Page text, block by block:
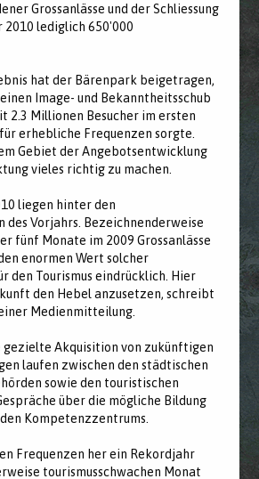
Grossanlässe und der Schliessung
2010 lediglich 650'000
hat der Bärenpark beigetragen,
Image- und Bekanntheitsschub
2.3 Millionen Besucher im ersten
erhebliche Frequenzen sorgte.
Gebiet der Angebotsentwicklung
vieles richtig zu machen.
liegen hinter den
des Vorjahrs. Bezeichnenderweise
fünf Monate im 2009 Grossanlässe
enormen Wert solcher
den Tourismus eindrücklich. Hier
den Hebel anzusetzen, schreibt
Medienmitteilung.
gezielte Akquisition von zukünftigen
laufen zwischen den städtischen
sowie den touristischen
über die mögliche Bildung
Kompetenzzentrums.
Frequenzen her ein Rekordjahr
tourismusschwachen Monat